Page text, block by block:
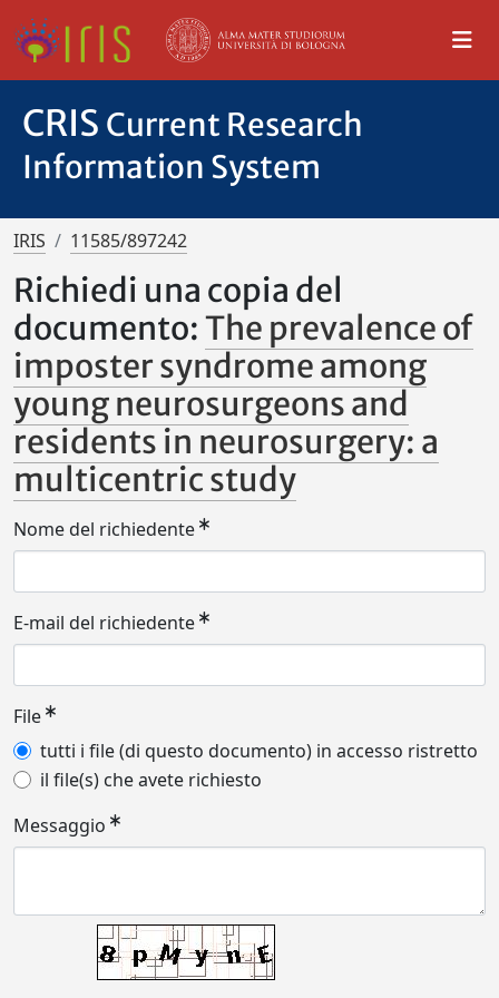
CRIS Current Research
Information System
IRIS 11585/897242
Richiedi una copia del
documento:The prevalence of
imposter syndrome among
young neurosurgeons and
residents in neurosurgery: a
multicentric study
Nome del richiedente
E-mail del richiedente
File
tutti i file (di questo documento) in accesso ristretto
il file(s) che avete richiesto
Messaggio